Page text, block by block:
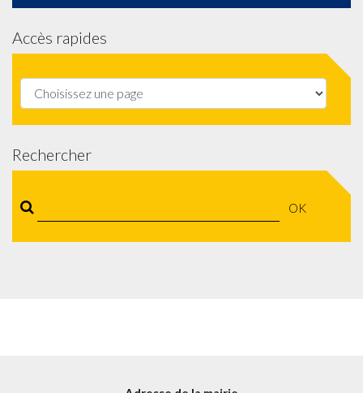
Accès rapides
Rechercher
OK